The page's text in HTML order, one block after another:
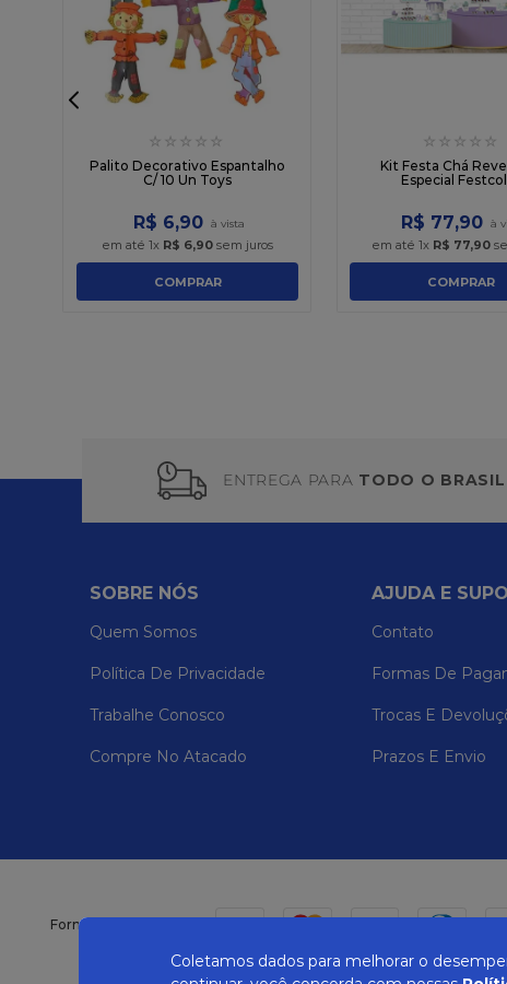
☆ ☆ ☆ ☆ ☆
Palito Decorativo Espantalho
C/ 10 Un Toys
R$ 6,90
em até 1x R$ 6,90sem juros
COMPRAR
☆ ☆ ☆ ☆ ☆
Kit Festa Chá
Especial
R$ 77,90
em até 1x R$ 77,90
COMPRAR
ENTREGA PARA TODO O BRASIL
SOBRE NÓS
Quem Somos
Política De Privacidade
Trabalhe Conosco
Compre No Atacado
AJUDA E
Contato
Formas De
Trocas E
Prazos E Envio
Formas de pagamento
Coletamos dados para melhorar o